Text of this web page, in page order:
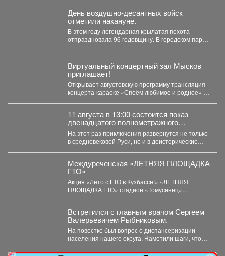
День воздушно-десантных войск
отметили накануне.
В этом году легендарная крылатая пехота
отпраздновала 96 годовщину. В городском парке
Виртуальный концертный зал Мысков
приглашает!
Открывает августовскую программу трансляция
концерта-караоке «Споём любимое и родное» -
11 августа в 13:00 состоится показ
двенадцатого полнометражного
мультфильма из знаменитой
«богатырской» франшизы - «Три
богатыря и Пуп Земли» (2023).
На этот раз приключения развернутся не только
в средневековой Руси, но и в доисторические
Междуреченская «ЛЕТНЯЯ ПЛОЩАДКА
ГТО»
Акция «Лето с ГТО в Кузбассе!» «ЛЕТНЯЯ
ПЛОЩАДКА ГТО» стадион «Томусинец»
Встретился с главным врачом Сергеем
Валерьевичем Рыбниковым.
На повестке был вопрос о диспансеризации
населения нашего округа. Наметили шаги, чтобы